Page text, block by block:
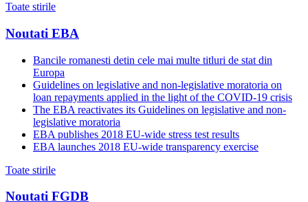
Toate stirile
Noutati EBA
Bancile romanesti detin cele mai multe titluri de stat din
Europa
Guidelines on legislative and non-legislative moratoria on
loan repayments applied in the light of the COVID-19 crisis
The EBA reactivates its Guidelines on legislative and non-
legislative moratoria
EBA publishes 2018 EU-wide stress test results
EBA launches 2018 EU-wide transparency exercise
Toate stirile
Noutati FGDB